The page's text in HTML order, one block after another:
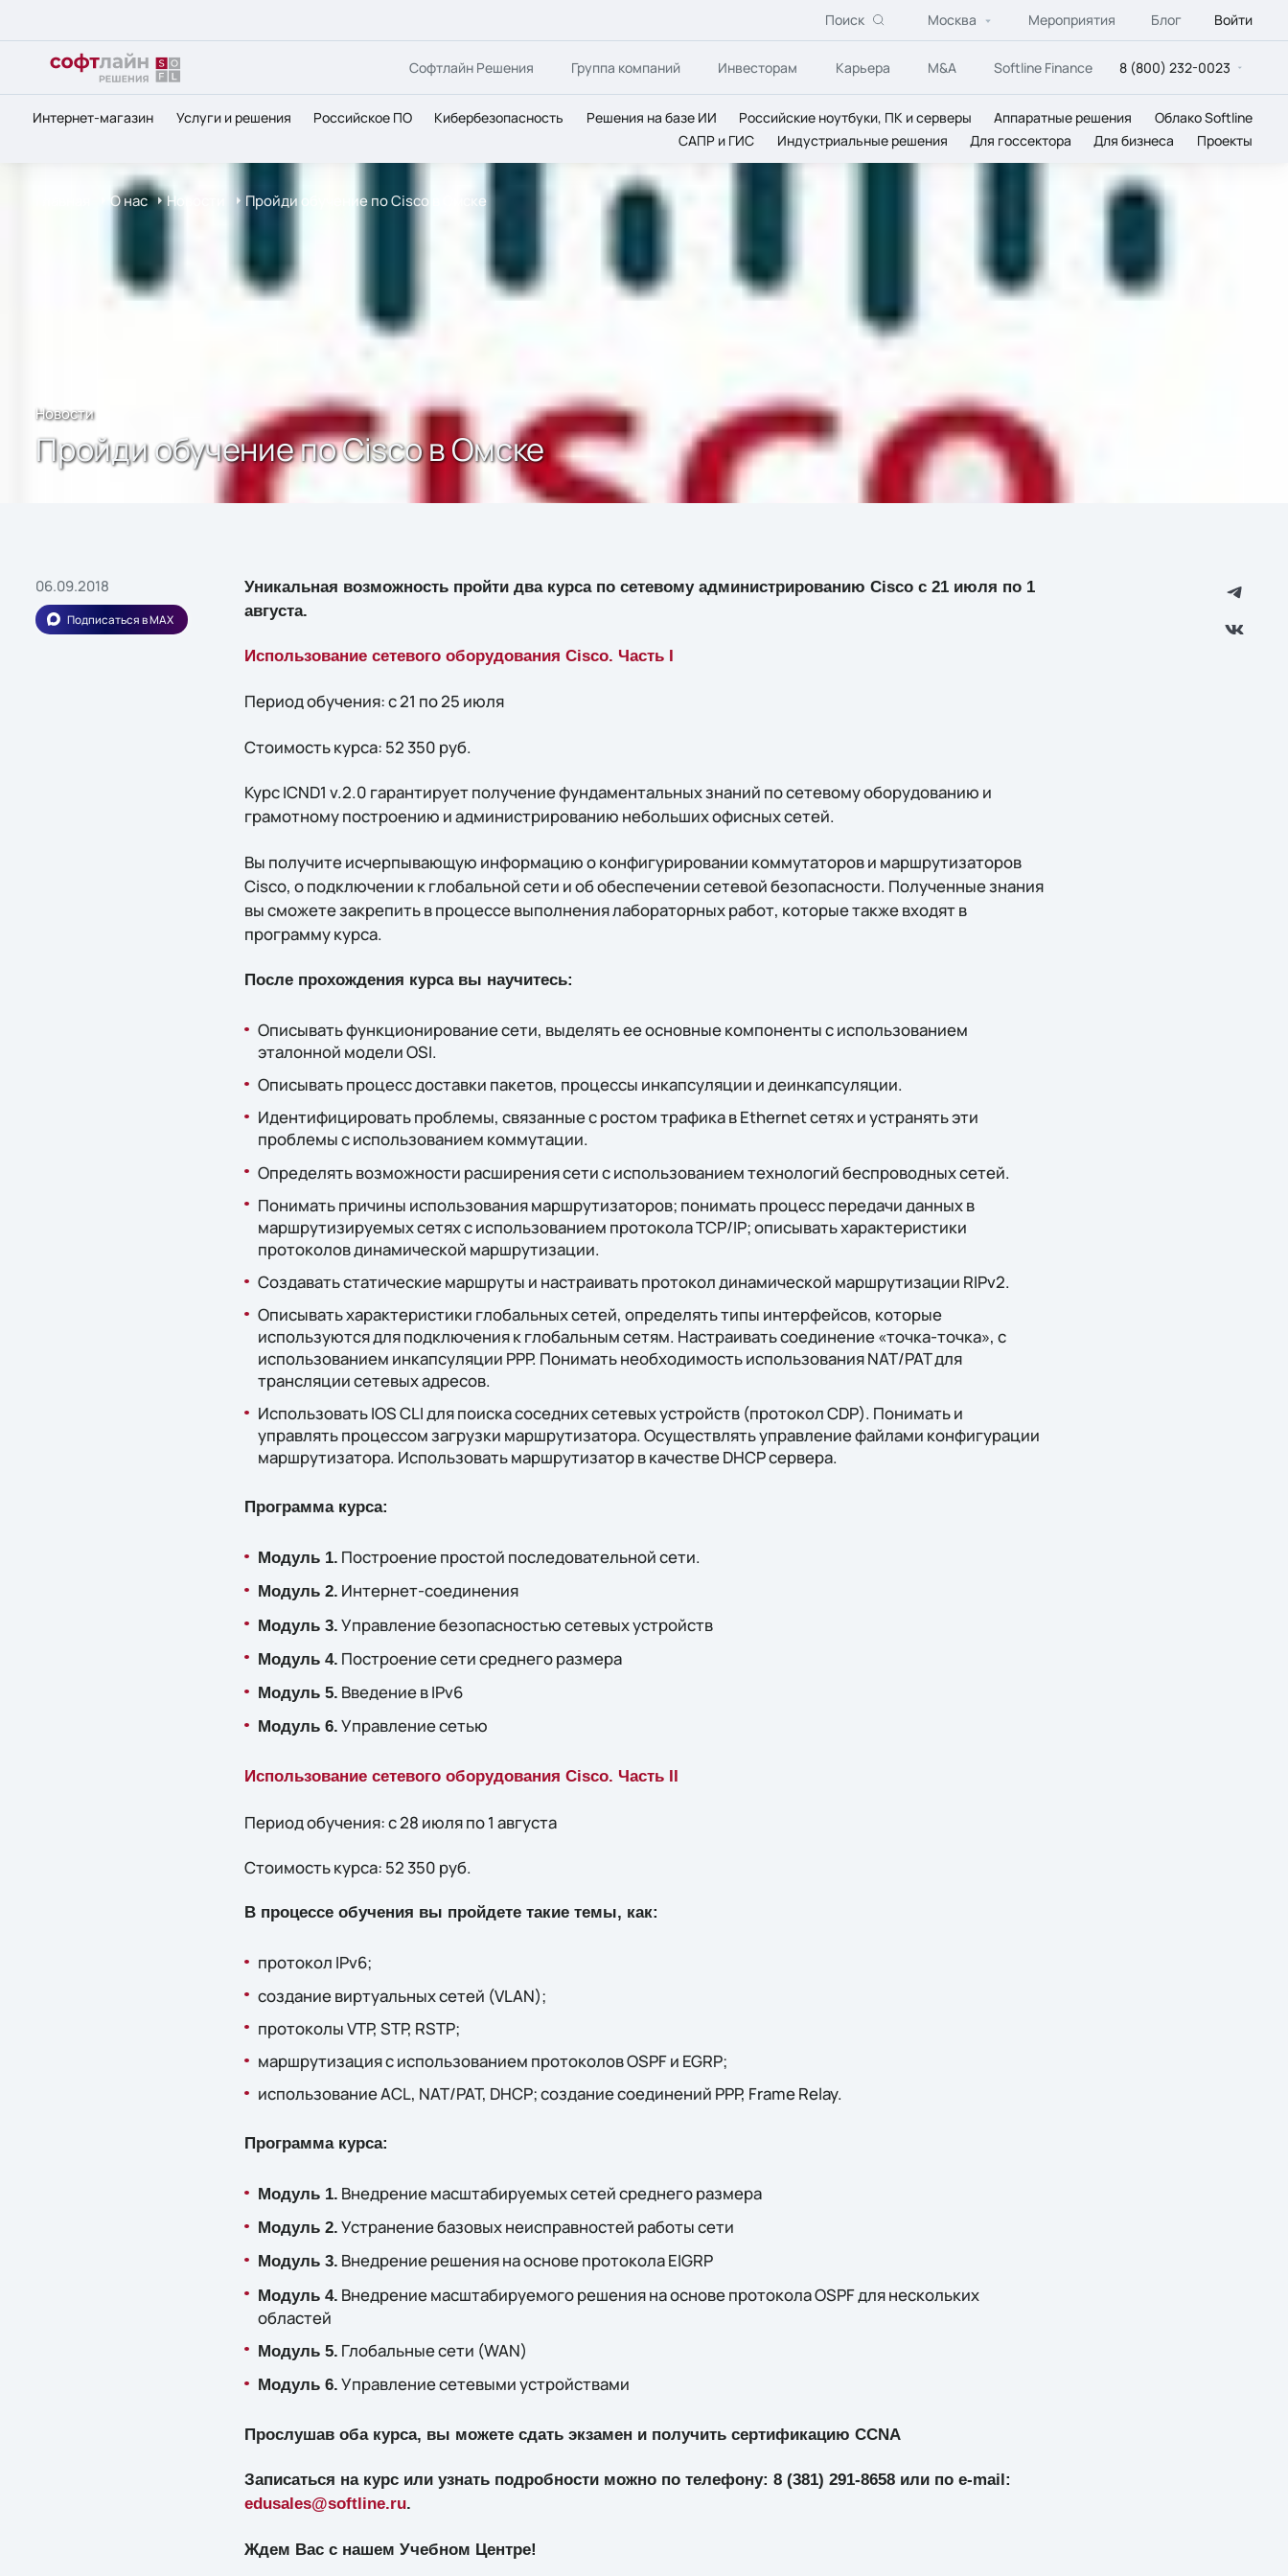
Поиск Москва Мероприятия Блог Войти
Софтлайн Решения Группа компаний Инвесторам Карьера M&A Softline Finance 8 (800) 232-0023
Интернет-магазин Услуги и решения Российское ПО Кибербезопасность Решения на базе ИИ Российские ноутбуки, ПК и серверы Аппаратные решения
Облако Softline
САПР и ГИС
Индустриальные решения Для госсектора Для бизнеса Проекты
О нас Новости Пройди обучение по Cisco в Омске
Новости
Пройди обучение по Cisco в Омске
06.09.2018
Подписаться в MAX
Уникальная возможность пройти два курса по сетевому администрированию Cisco с 21 июля по 1
августа.
Использование сетевого оборудования Cisco. Часть I
Период обучения: с 21 по 25 июля
Стоимость курса: 52 350 руб.
Курс ICND1 v.2.0 гарантирует получение фундаментальных знаний по сетевому оборудованию и
грамотному построению и администрированию небольших офисных сетей.
Вы получите исчерпывающую информацию о конфигурировании коммутаторов и маршрутизаторов
Cisco, о подключении к глобальной сети и об обеспечении сетевой безопасности. Полученные знания
вы сможете закрепить в процессе выполнения лабораторных работ, которые также входят в
программу курса.
После прохождения курса вы научитесь:
Описывать функционирование сети, выделять ее основные компоненты с использованием
эталонной модели OSI.
Описывать процесс доставки пакетов, процессы инкапсуляции и деинкапсуляции.
Идентифицировать проблемы, связанные с ростом трафика в Ethernet сетях и устранять эти
проблемы с использованием коммутации.
Определять возможности расширения сети с использованием технологий беспроводных сетей.
Понимать причины использования маршрутизаторов; понимать процесс передачи данных в
маршрутизируемых сетях с использованием протокола TCP/IP; описывать характеристики
протоколов динамической маршрутизации.
Создавать статические маршруты и настраивать протокол динамической маршрутизации RIPv2.
Описывать характеристики глобальных сетей, определять типы интерфейсов, которые
используются для подключения к глобальным сетям. Настраивать соединение «точка-точка», с
использованием инкапсуляции PPP. Понимать необходимость использования NAT/PAT для
трансляции сетевых адресов.
Использовать IOS CLI для поиска соседних сетевых устройств (протокол CDP). Понимать и
управлять процессом загрузки маршрутизатора. Осуществлять управление файлами конфигурации
маршрутизатора. Использовать маршрутизатор в качестве DHCP сервера.
Программа курса:
Модуль 1. Построение простой последовательной сети.
Модуль 2. Интернет-соединения
Модуль 3. Управление безопасностью сетевых устройств
Модуль 4. Построение сети среднего размера
Модуль 5. Введение в IPv6
Модуль 6. Управление сетью
Использование сетевого оборудования Cisco. Часть II
Период обучения: с 28 июля по 1 августа
Стоимость курса: 52 350 руб.
В процессе обучения вы пройдете такие темы, как:
протокол IPv6;
создание виртуальных сетей (VLAN);
протоколы VTP, STP, RSTP;
маршрутизация с использованием протоколов OSPF и EGRP;
использование ACL, NAT/PAT, DHCP; создание соединений PPP, Frame Relay.
Программа курса:
Модуль 1. Внедрение масштабируемых сетей среднего размера
Модуль 2. Устранение базовых неисправностей работы сети
Модуль 3. Внедрение решения на основе протокола EIGRP
Модуль 4. Внедрение масштабируемого решения на основе протокола OSPF для нескольких
областей
Модуль 5. Глобальные сети (WAN)
Модуль 6. Управление сетевыми устройствами
Прослушав оба курса, вы можете сдать экзамен и получить сертификацию CCNA
Записаться на курс или узнать подробности можно по телефону: 8 (381) 291-8658 или по e-mail:
edusales@softline.ru.
Ждем Вас с нашем Учебном Центре!